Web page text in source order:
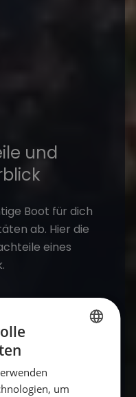
und
Boot für dich
ab. Hier die
eines
segelt nahezu
Familien und alle,
um